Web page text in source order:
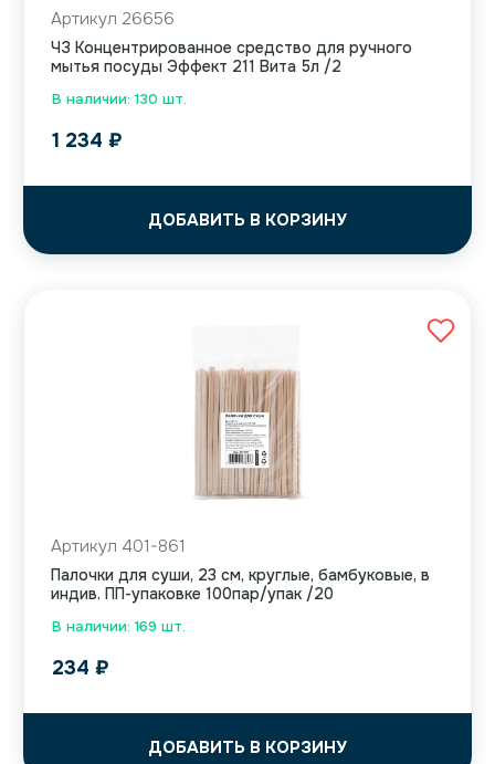
В наличии: 130 шт.
Артикул 26656
ЧЗ Концентрированное средство для ручного
мытья посуды Эффект 211 Вита 5л /2
1 234 ₽
ДОБАВИТЬ В КОРЗИНУ
В наличии: 169 шт.
Артикул 401-861
Палочки для суши, 23 см, круглые, бамбуковые, в
индив. ПП-упаковке 100пар/упак /20
234 ₽
ДОБАВИТЬ В КОРЗИНУ